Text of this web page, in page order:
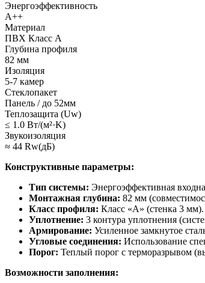
Энергоэффективность
A++
Материал
ПВХ Класс А
Глубина профиля
82 мм
Изоляция
5-7 камер
Стеклопакет
Панель / до 52мм
Теплозащита (Uw)
≤ 1.0 Вт/(м²·K)
Звукоизоляция
≈ 44 Rw(дБ)
Конструктивные параметры:
Тип системы: Энергоэффективная
Монтажная глубина: 82 мм
Класс профиля: Класс «А» (стенка 3
Уплотнение: 3 контура уплотнения
Армирование: Усиленное замкнутое
Угловые соединения: Использование
Порог: Теплый порог с терморазрывом
Возможности заполнения: